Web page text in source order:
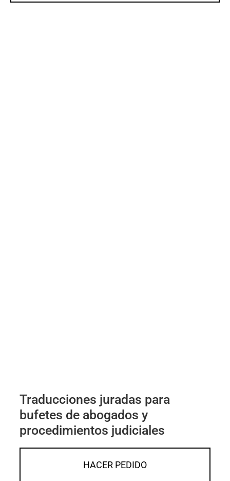
Traducciones juradas para
bufetes de abogados y
procedimientos judiciales
HACER PEDIDO